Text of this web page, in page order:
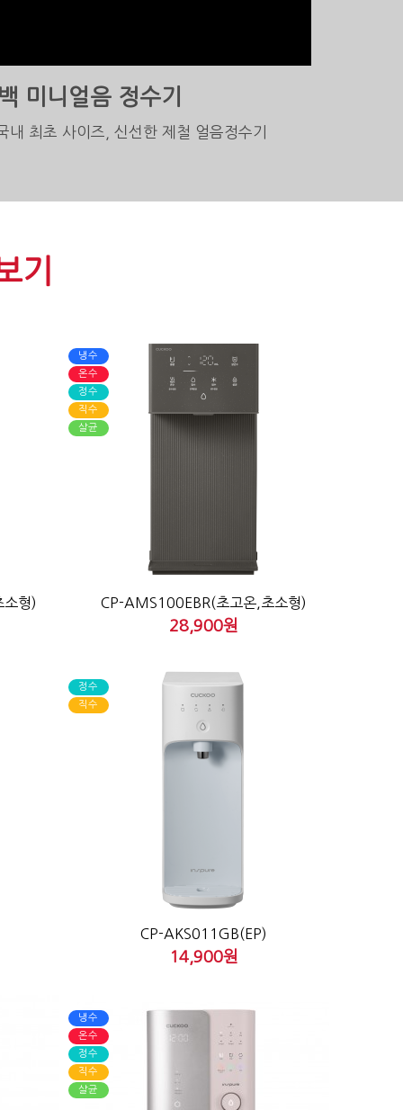
미니얼음 정수기
최초 사이즈, 신선한 제철 얼음정수기
기
형) CP-AMS100EBR(초고온,초소형)
28,900원
냉수
온수
정수
직수
살균
CP-AKS011GB(EP)
14,900원
정수
직수
냉수
온수
정수
직수
살균